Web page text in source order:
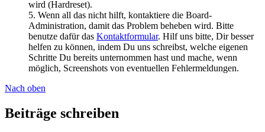
wird (Hardreset).
5. Wenn all das nicht hilft, kontaktiere die Board-
Administration, damit das Problem beheben wird. Bitte
benutze dafür das Kontaktformular. Hilf uns bitte, Dir besser
helfen zu können, indem Du uns schreibst, welche eigenen
Schritte Du bereits unternommen hast und mache, wenn
möglich, Screenshots von eventuellen Fehlermeldungen.
Nach oben
Beiträge schreiben